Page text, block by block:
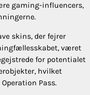
gaming-influencers,
skins, der fejrer
været
for potentialet
hvilket
Pass.